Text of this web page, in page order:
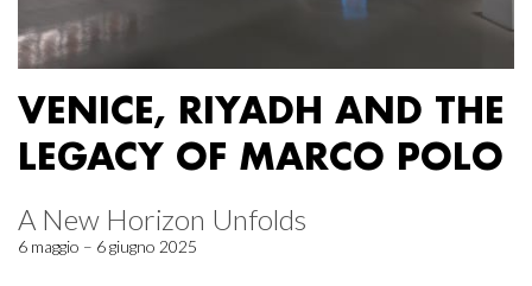
VENICE, RIYADH AND THE
LEGACY OF MARCO POLO
A New Horizon Unfolds
6 maggio – 6 giugno 2025